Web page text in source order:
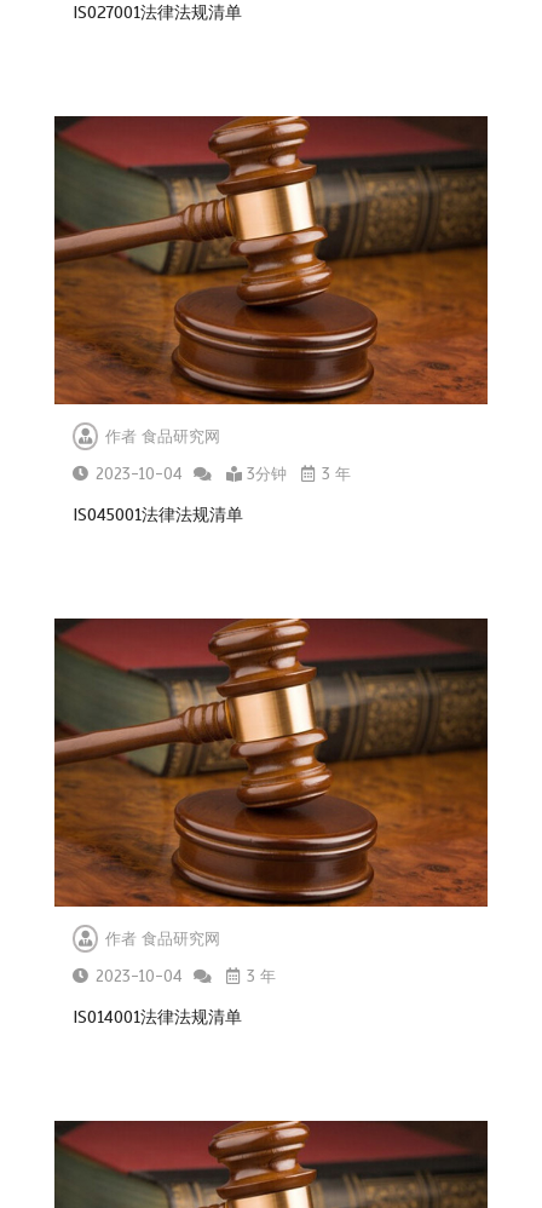
ISO27001法律法规清单
作者食品研究网
2023-10-04
3分钟 3 年
ISO45001法律法规清单
作者食品研究网
2023-10-04
3 年
ISO14001法律法规清单